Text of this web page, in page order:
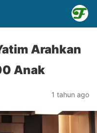
Arahkan
Anak
1 tahun ago